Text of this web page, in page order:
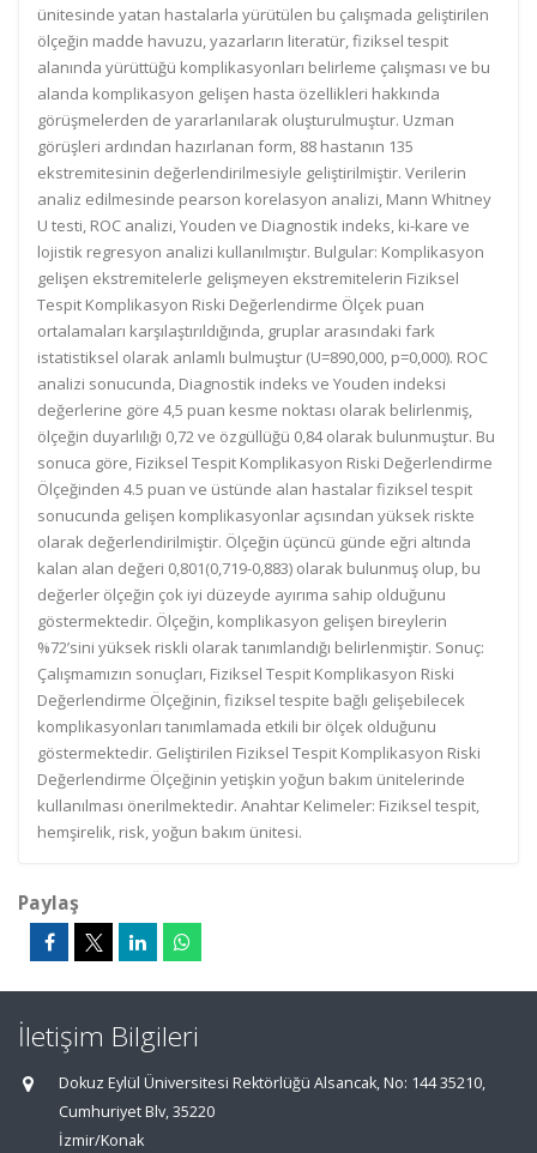
ünitesinde yatan hastalarla yürütülen bu çalışmada geliştirilen
ölçeğin madde havuzu, yazarların literatür, fiziksel tespit
alanında yürüttüğü komplikasyonları belirleme çalışması ve bu
alanda komplikasyon gelişen hasta özellikleri hakkında
görüşmelerden de yararlanılarak oluşturulmuştur. Uzman
görüşleri ardından hazırlanan form, 88 hastanın 135
ekstremitesinin değerlendirilmesiyle geliştirilmiştir. Verilerin
analiz edilmesinde pearson korelasyon analizi, Mann Whitney
U testi, ROC analizi, Youden ve Diagnostik indeks, ki-kare ve
lojistik regresyon analizi kullanılmıştır. Bulgular: Komplikasyon
gelişen ekstremitelerle gelişmeyen ekstremitelerin Fiziksel
Tespit Komplikasyon Riski Değerlendirme Ölçek puan
ortalamaları karşılaştırıldığında, gruplar arasındaki fark
istatistiksel olarak anlamlı bulmuştur (U=890,000, p=0,000). ROC
analizi sonucunda, Diagnostik indeks ve Youden indeksi
değerlerine göre 4,5 puan kesme noktası olarak belirlenmiş,
ölçeğin duyarlılığı 0,72 ve özgüllüğü 0,84 olarak bulunmuştur. Bu
sonuca göre, Fiziksel Tespit Komplikasyon Riski Değerlendirme
Ölçeğinden 4.5 puan ve üstünde alan hastalar fiziksel tespit
sonucunda gelişen komplikasyonlar açısından yüksek riskte
olarak değerlendirilmiştir. Ölçeğin üçüncü günde eğri altında
kalan alan değeri 0,801(0,719-0,883) olarak bulunmuş olup, bu
değerler ölçeğin çok iyi düzeyde ayırıma sahip olduğunu
göstermektedir. Ölçeğin, komplikasyon gelişen bireylerin
%72’sini yüksek riskli olarak tanımlandığı belirlenmiştir. Sonuç:
Çalışmamızın sonuçları, Fiziksel Tespit Komplikasyon Riski
Değerlendirme Ölçeğinin, fiziksel tespite bağlı gelişebilecek
komplikasyonları tanımlamada etkili bir ölçek olduğunu
göstermektedir. Geliştirilen Fiziksel Tespit Komplikasyon Riski
Değerlendirme Ölçeğinin yetişkin yoğun bakım ünitelerinde
kullanılması önerilmektedir. Anahtar Kelimeler: Fiziksel tespit,
hemşirelik, risk, yoğun bakım ünitesi.
Paylaş
İletişim Bilgileri
Dokuz Eylül Üniversitesi Rektörlüğü Alsancak, No: 144 35210,
Cumhuriyet Blv, 35220
İzmir/Konak